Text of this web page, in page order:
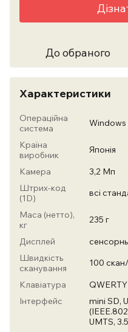
До обраного
Характеристики
Операційна
система
Windows
Країна
виробник
Японія
Камера
3,2 Мп
Штрих-код
(1D)
всі
Маса (нетто),
кг
235 г
Дисплей
Швидкість
сканування
100
Клавіатура
QWERTY
Інтерфейс
mini SD,
UMTS,